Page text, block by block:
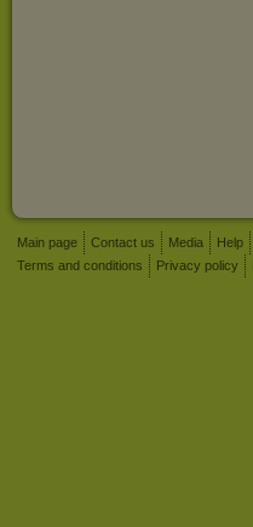
Main page Contact us Media Help
Terms and conditions
Privacy policy